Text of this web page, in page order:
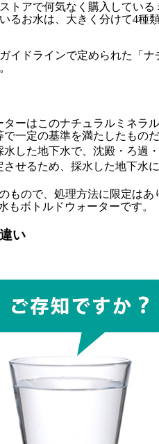
アで何気なく購入している
るお水は、大きく分けて4
イドラインで定められた「
ターはこのナチュラルミネラ
で一定の基準を満たしたもの
した地下水で、沈殿・ろ過
させるため、採水した地下水
のもので、処理方法に限定は
もボトルドウォーターです。
い